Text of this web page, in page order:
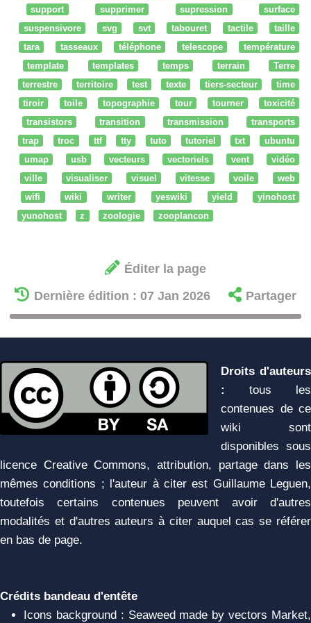
support
supprimer supression
surface
suspensivore
svg svt tabouret tactile
taille
tara
tasseaux téléphone telescope
température
template
templates temps terrain
Terre
terrestre
territoire test texte tiers-secteur
time
tiroir
toile topographie tour tourner
toxicité
transistors
transition transmission
transports
trap
troc ttf tty tuto tutoriel txt
ubuntu
umap
usb vecteurs vectoriels vent
vidéo
ville
visualiser visuel vitesse voile
web
wifi
wiki writer yeswiki yield
yinohost
yunohost
z zoologie zooplancon
Éditer la page
Dernière édition : 07 Jan 2026
Partager
Droits d'auteurs
:
tous les
contenues de ce
wiki sont
disponibles sous
licence Creative Commons, attribution, partage dans les
mêmes conditions ; l'auteur à citer est Guillaume Leguen,
toutefois certains contenues peuvent avoir d'autres
modalités et d'autres auteurs à citer auquel cas se référer
en bas de page.
Crédits bandeau d'entête
Icons background : Seaweed made by vectors Market,